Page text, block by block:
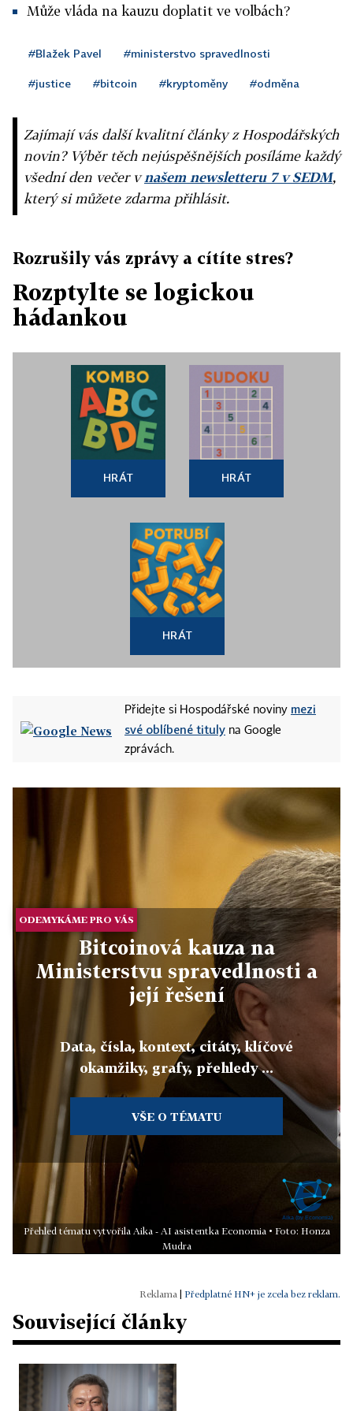
Může vláda na kauzu doplatit ve volbách?
#Blažek Pavel #ministerstvo spravedlnosti
#justice #bitcoin #kryptoměny #odměna
Zajímají vás další kvalitní články z Hospodářských
novin? Výběr těch nejúspěšnějších posíláme každý
všední den večer vnašem newsletteru 7 v SEDM,
který si můžete zdarma přihlásit.
Rozrušily vás zprávy a cítíte stres?
Rozptylte se logickou
hádankou
HRÁT HRÁT
HRÁT
Přidejte si Hospodářské noviny mezi
své oblíbené tituly na Google
zprávách.
ODEMYKÁME PRO VÁS
Bitcoinová kauza na
Ministerstvu spravedlnosti a
její řešení
Data, čísla, kontext, citáty, klíčové
okamžiky, grafy, přehledy ...
VŠE O TÉMATU
Přehled tématu vytvořila Aika - AI asistentka Economia • Foto: Honza
Mudra
Předplatné HN+ je zcela bez reklam.
Související články